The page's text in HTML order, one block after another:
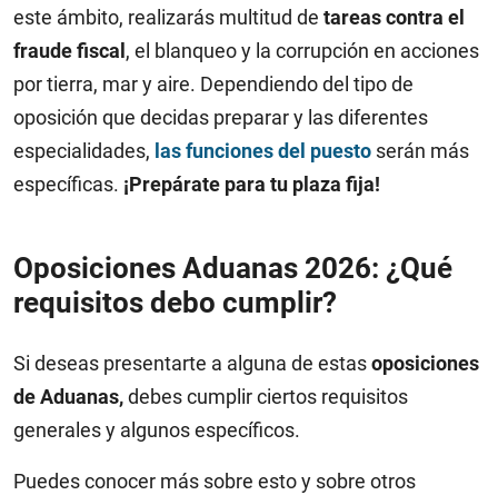
este ámbito, realizarás multitud de tareas contra el
fraude fiscal , el blanqueo y la corrupción en acciones
por tierra, mar y aire. Dependiendo del tipo de
oposición que decidas preparar y las diferentes
especialidades, las funciones del puesto serán más
específicas. ¡Prepárate para tu plaza fija!
Oposiciones Aduanas 2026: ¿Qué
requisitos debo cumplir?
Si deseas presentarte a alguna de estasoposiciones
de Aduanas,debes cumplir ciertos requisitos
generales y algunos específicos.
Puedes conocer más sobre esto y sobre otros